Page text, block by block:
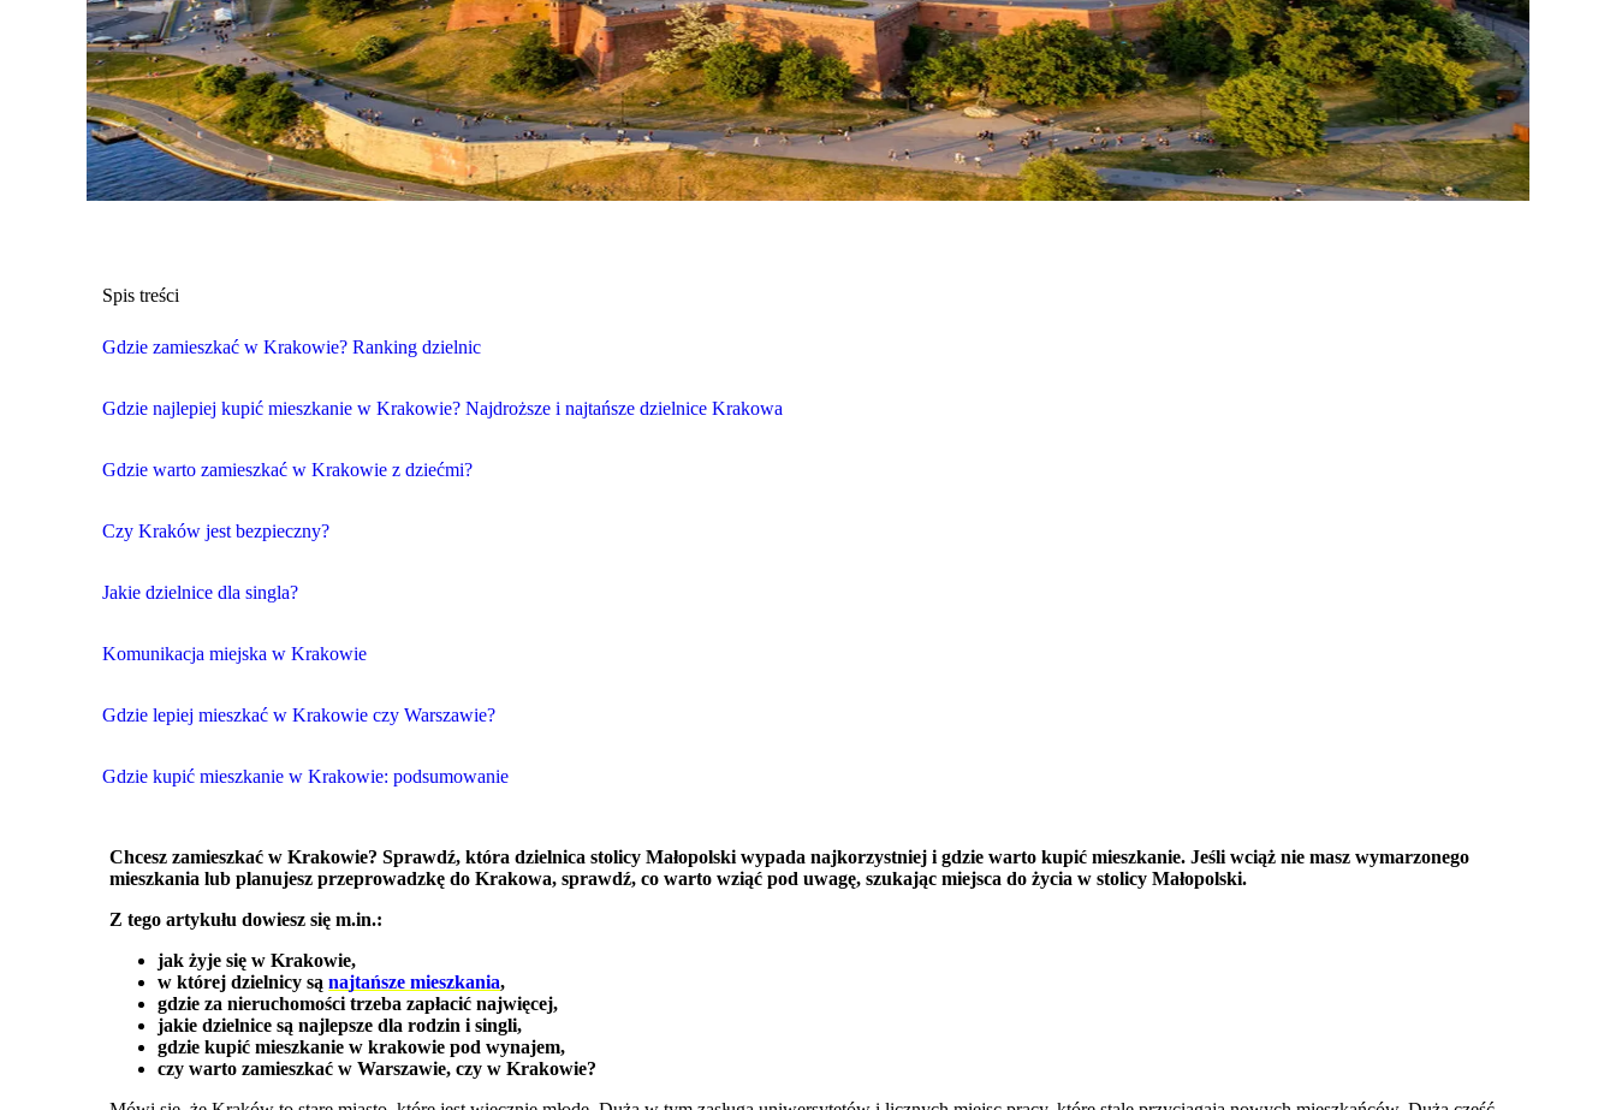
Spis treści
Gdzie zamieszkać w Krakowie? Ranking dzielnic
Gdzie najlepiej kupić mieszkanie w Krakowie? Najdroższe i najtańsze dzielnice Krakowa
Gdzie warto zamieszkać w Krakowie z dziećmi?
Czy Kraków jest bezpieczny?
Jakie dzielnice dla singla?
Komunikacja miejska w Krakowie
Gdzie lepiej mieszkać w Krakowie czy Warszawie?
Gdzie kupić mieszkanie w Krakowie: podsumowanie
Chcesz zamieszkać w Krakowie? Sprawdź, która dzielnica stolicy Małopolski wypada najkorzystniej i gdzie warto kupić mieszkanie. Jeśli wciąż nie masz wymarzonego
mieszkania lub planujesz przeprowadzkę do Krakowa, sprawdź, co warto wziąć pod uwagę, szukając miejsca do życia w stolicy Małopolski.
Z tego artykułu dowiesz się m.in.:
jak żyje się w Krakowie,
w której dzielnicy sąnajtańsze mieszkania,
gdzie za nieruchomości trzeba zapłacić najwięcej,
jakie dzielnice są najlepsze dla rodzin i singli,
gdzie kupić mieszkanie w krakowie pod wynajem,
czy warto zamieszkać w Warszawie, czy w Krakowie?